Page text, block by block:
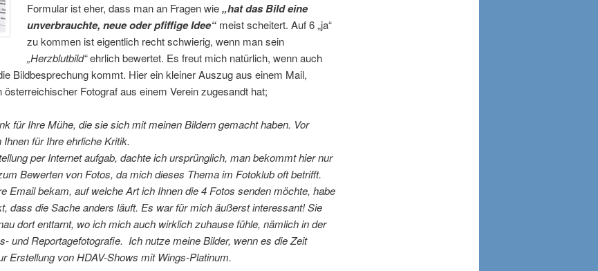
Formular ist eher, dass man an Fragen wie„hat das Bild eine
unverbrauchte, neue oder pfiffige Idee“ meist scheitert. Auf 6 „ja“
zu kommen ist eigentlich recht schwierig, wenn man sein
„Herzblutbild“ehrlich bewertet. Es freut mich natürlich, wenn auch
Bildbesprechung kommt. Hier ein kleiner Auszug aus einem Mail,
österreichischer Fotograf aus einem Verein zugesandt hat;
für Ihre Mühe, die sie sich mit meinen Bildern gemacht haben. Vor
für Ihre ehrliche Kritik.
per Internet aufgab, dachte ich ursprünglich, man bekommt hier nur
Bewerten von Fotos, da mich dieses Thema im Fotoklub oft betrifft.
Email bekam, auf welche Art ich Ihnen die 4 Fotos senden möchte, habe
dass die Sache anders läuft. Es war für mich äußerst interessant!Sie
dort enttarnt, wo ich mich auch wirklich zuhause fühle, nämlich in der
und Reportagefotografie. Ich nutze meine Bilder, wenn es die Zeit
Erstellung von HDAV-Shows mit Wings-Platinum.